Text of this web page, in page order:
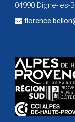
04990 Digne-les-